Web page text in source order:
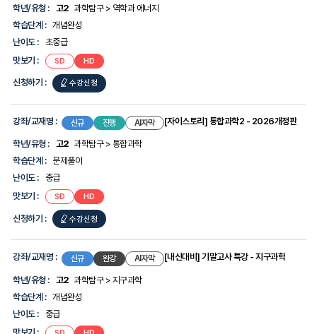
학년/유형 : 고2 과학탐구 > 역학과 에너지
학습단계 : 개념완성
난이도 :
초중급
맛보기 :
[역학과
에너지]
기초
개념
학습
SD [역학과
에너지]
기초
개념
학습
HD
신청하기 :
[역학과
기초
수강신청
강좌/교재명 : 신규 진행 AI자막 [자이스토리] 통합과학2 - 2026개정판
학년/유형 : 고2 과학탐구 > 통합과학
학습단계 : 문제풀이
난이도 :
중급
맛보기 :
[자이스토리]
통합과학2
-
2026개정판
SD [자이스토리]
통합과학2
-
2026개정판
HD
신청하기 :
[자이스토리]
-
수강신청
강좌/교재명 : 신규 완강 AI자막 [내신대비] 기말고사 특강 - 지구과학
학년/유형 : 고2 과학탐구 > 지구과학
학습단계 : 개념완성
난이도 :
중급
[내신대비][내신대비]